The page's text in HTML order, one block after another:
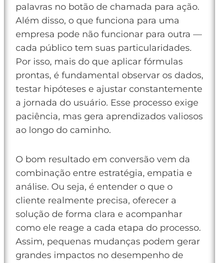
palavras no botão de chamada para ação.
Além disso, o que funciona para uma
empresa pode não funcionar para outra —
cada público tem suas particularidades.
Por isso, mais do que aplicar fórmulas
prontas, é fundamental observar os dados,
testar hipóteses e ajustar constantemente
a jornada do usuário. Esse processo exige
paciência, mas gera aprendizados valiosos
ao longo do caminho.
O bom resultado em conversão vem da
combinação entre estratégia, empatia e
análise. Ou seja, é entender o que o
cliente realmente precisa, oferecer a
solução de forma clara e acompanhar
como ele reage a cada etapa do processo.
Assim, pequenas mudanças podem gerar
grandes impactos no desempenho de